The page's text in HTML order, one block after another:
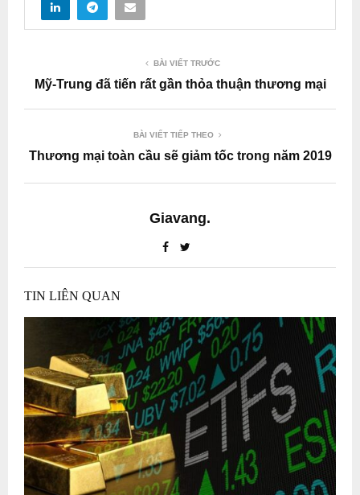
BÀI VIẾT TRƯỚC
Mỹ-Trung đã tiến rất gần thỏa thuận thương mại
BÀI VIẾT TIẾP THEO
Thương mại toàn cầu sẽ giảm tốc trong năm 2019
Giavang.
TIN LIÊN QUAN